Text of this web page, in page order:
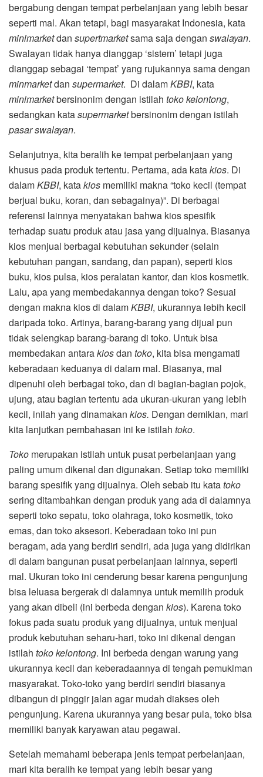
bergabung dengan tempat perbelanjaan yang lebih besar
seperti mal. Akan tetapi, bagi masyarakat Indonesia, kata
minimarketdan supertmarketsama saja dengan swalayan.
Swalayan tidak hanya dianggap ‘sistem’ tetapi juga
dianggap sebagai ‘tempat’ yang rujukannya sama dengan
minmarketdan supermarket. Di dalamKBBI, kata
minimarketbersinonim dengan istilah toko kelontong,
sedangkan katasupermarketbersinonim dengan istilah
pasar swalayan.
Selanjutnya, kita beralih ke tempat perbelanjaan yang
khusus pada produk tertentu. Pertama, ada katakios. Di
dalamKBBI, katakios memiliki makna “toko kecil (tempat
berjual buku, koran, dan sebagainya)”. Di berbagai
referensi lainnya menyatakan bahwa kios spesifik
terhadap suatu produk atau jasa yang dijualnya. Biasanya
kios menjual berbagai kebutuhan sekunder (selain
kebutuhan pangan, sandang, dan papan), seperti kios
buku, kios pulsa, kios peralatan kantor, dan kios kosmetik.
Lalu, apa yang membedakannya dengan toko? Sesuai
dengan makna kios di dalamKBBI, ukurannya lebih kecil
daripada toko. Artinya, barang-barang yang dijual pun
tidak selengkap barang-barang di toko. Untuk bisa
membedakan antarakiosdan toko, kita bisa mengamati
keberadaan keduanya di dalam mal. Biasanya, mal
dipenuhi oleh berbagai toko, dan di bagian-bagian pojok,
ujung, atau bagian tertentu ada ukuran-ukuran yang lebih
kecil, inilah yang dinamakan kios. Dengan demikian, mari
kita lanjutkan pembahasan ini ke istilah toko.
Toko merupakan istilah untuk pusat perbelanjaan yang
paling umum dikenal dan digunakan. Setiap toko memiliki
barang spesifik yang dijualnya. Oleh sebab itu katatoko
sering ditambahkan dengan produk yang ada di dalamnya
seperti toko sepatu, toko olahraga, toko kosmetik, toko
emas, dan toko aksesori. Keberadaan toko ini pun
beragam, ada yang berdiri sendiri, ada juga yang didirikan
di dalam bangunan pusat perbelanjaan lainnya, seperti
mal. Ukuran toko ini cenderung besar karena pengunjung
bisa leluasa bergerak di dalamnya untuk memilih produk
yang akan dibeli (ini berbeda dengan kios). Karena toko
fokus pada suatu produk yang dijualnya, untuk menjual
produk kebutuhan seharu-hari, toko ini dikenal dengan
istilah toko kelontong. Ini berbeda dengan warung yang
ukurannya kecil dan keberadaannya di tengah pemukiman
masyarakat. Toko-toko yang berdiri sendiri biasanya
dibangun di pinggir jalan agar mudah diakses oleh
pengunjung. Karena ukurannya yang besar pula, toko bisa
memiliki banyak karyawan atau pegawai.
Setelah memahami beberapa jenis tempat perbelanjaan,
mari kita beralih ke tempat yang lebih besar yang